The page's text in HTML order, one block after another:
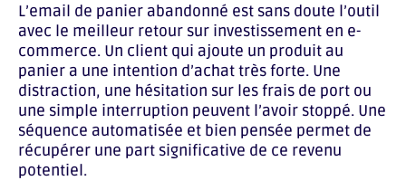
L’email de panier abandonné est sans doute l’outil
avec le meilleur retour sur investissement en e-
commerce. Un client qui ajoute un produit au
panier a une intention d’achat très forte. Une
distraction, une hésitation sur les frais de port ou
une simple interruption peuvent l’avoir stoppé. Une
séquence automatisée et bien pensée permet de
récupérer une part significative de ce revenu
potentiel.